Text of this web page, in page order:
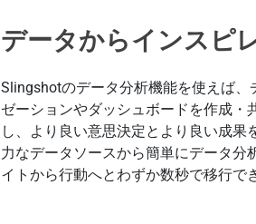
データからインスピ
Slingshotのデータ分析機能を使えば、
ゼーションやダッシュボードを作成・
し、より良い意思決定とより良い成果
力なデータソースから簡単にデータ分
イトから行動へとわずか数秒で移行で